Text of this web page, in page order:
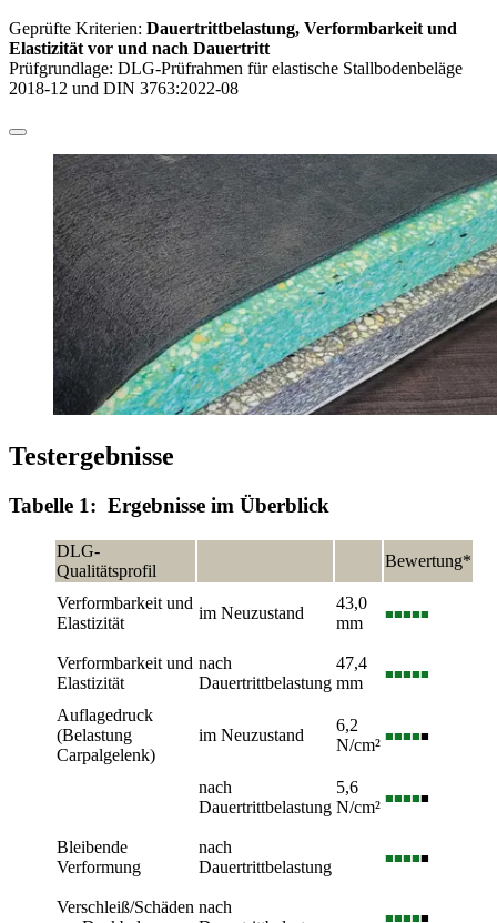
Geprüfte Kriterien: Dauertrittbelastung, Verformbarkeit und
Elastizität vor und nach Dauertritt
Prüfgrundlage: DLG-Prüfrahmen für elastische Stallbodenbeläge
2018-12 und DIN 3763:2022-08
Testergebnisse
Tabelle 1: Ergebnisse im Überblick
DLG-
Qualitätsprofil
Bewertung*
Verformbarkeit und
Elastizität
im Neuzustand
43,0
mm
■■■■■
Verformbarkeit und
Elastizität
nach
Dauertrittbelastung
47,4
mm
■■■■■
Auflagedruck
(Belastung
Carpalgelenk)
im Neuzustand
6,2
N/cm² ■■■■■
nach
Dauertrittbelastung
5,6
N/cm² ■■■■■
Bleibende
Verformung
nach
Dauertrittbelastung
■■■■■
Verschleiß/Schäden nach
■■■■■